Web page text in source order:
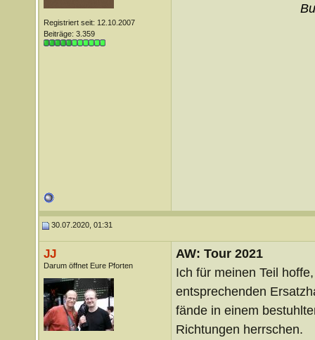
Registriert seit: 12.10.2007
Beiträge: 3.359
30.07.2020, 01:31
JJ
Darum öffnet Eure Pforten
AW: Tour 2021
Ich für meinen Teil
entsprechenden
fände in einem
Richtungen herrschen.